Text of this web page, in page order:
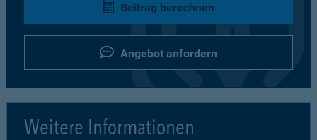
Beitrag berechnen
Angebot anfordern
Weitere Informationen